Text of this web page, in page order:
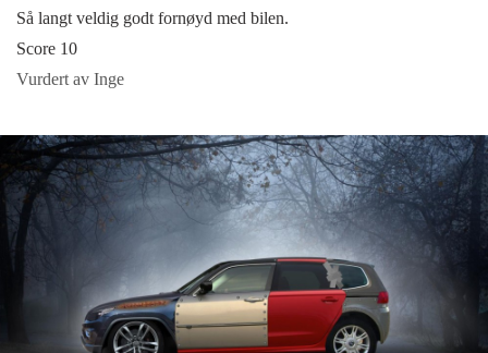
Så langt veldig godt fornøyd med bilen.
Score 10
Vurdert av Inge